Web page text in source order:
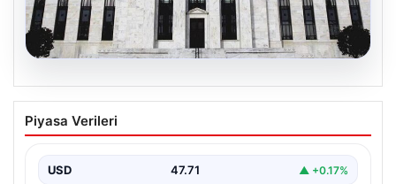
06.08.2026
Fed faizi sabit tuttu
Piyasa Verileri
USD 47.71 ▲ +0.17%